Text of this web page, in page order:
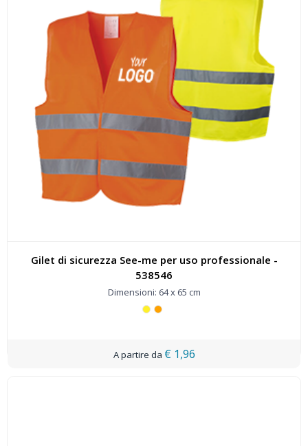
Gilet di sicurezza See-me per uso professionale -
538546
Dimensioni: 64 x 65 cm
€ 1,96